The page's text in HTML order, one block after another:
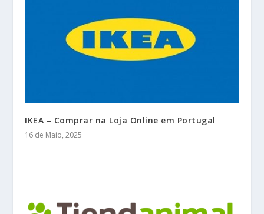
IKEA – Comprar na Loja Online em Portugal
16 de Maio, 2025